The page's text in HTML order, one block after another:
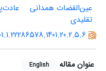
عین‌القضات همدانی
تقلیدی
عنوان مقاله English